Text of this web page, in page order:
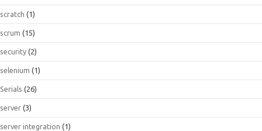
scratch (1)
scrum (15)
security (2)
selenium (1)
Serials (26)
server (3)
server integration (1)